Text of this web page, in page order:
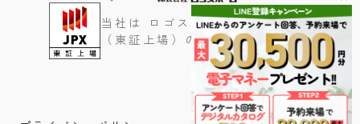
当社は ロゴスホールディングス
（東証上場）のグループ会社です